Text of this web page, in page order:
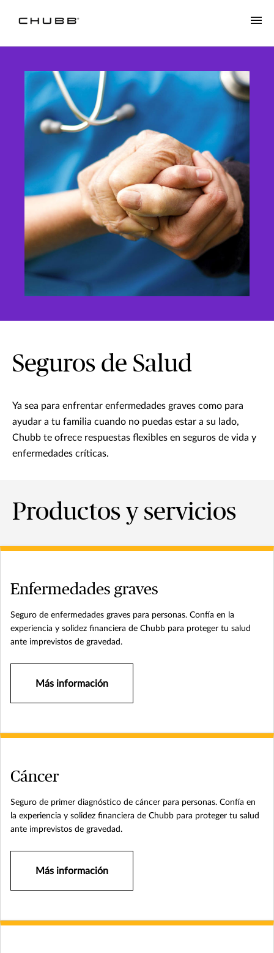
Seguros de Salud
Ya sea para enfrentar enfermedades graves como para
ayudar a tu familia cuando no puedas estar a su lado,
Chubb te ofrece respuestas flexibles en seguros de vida y
enfermedades críticas.
Productos y servicios
Enfermedades graves
Seguro de enfermedades graves para personas. Confía en la
experiencia y solidez financiera de Chubb para proteger tu salud
ante imprevistos de gravedad.
Más información
Cáncer
Seguro de primer diagnóstico de cáncer para personas. Confía en
la experiencia y solidez financiera de Chubb para proteger tu salud
ante imprevistos de gravedad.
Más información